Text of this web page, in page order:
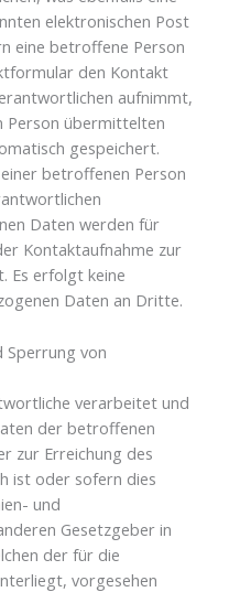
elektronischen Post
eine betroffene Person
den Kontakt
aufnimmt,
Person übermittelten
gespeichert.
betroffenen Person
Daten werden für
Kontaktaufnahme zur
Es erfolgt keine
Daten an Dritte.
Sperrung von
verarbeitet und
der betroffenen
zur Erreichung des
ist oder sofern dies
und
Gesetzgeber in
der für die
vorgesehen